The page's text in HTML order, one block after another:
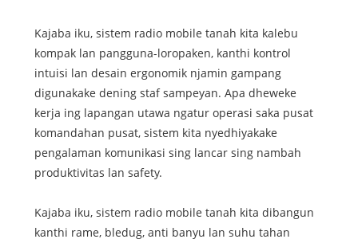
Kajaba iku, sistem radio mobile tanah kita kalebu
kompak lan pangguna-loropaken, kanthi kontrol
intuisi lan desain ergonomik njamin gampang
digunakake dening staf sampeyan. Apa dheweke
kerja ing lapangan utawa ngatur operasi saka pusat
komandahan pusat, sistem kita nyedhiyakake
pengalaman komunikasi sing lancar sing nambah
produktivitas lan safety.
Kajaba iku, sistem radio mobile tanah kita dibangun
kanthi rame, bledug, anti banyu lan suhu tahan